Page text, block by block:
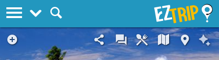
EZTrip